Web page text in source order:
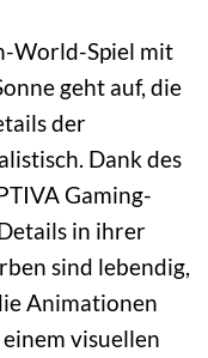
World-Spiel mit
geht auf, die
der
Dank des
Gaming-
in ihrer
sind lebendig,
Animationen
visuellen